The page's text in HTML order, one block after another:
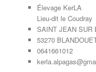
Élevage KerLA
Lieu-dit le Coudray
SAINT JEAN SUR
53270
0641661012